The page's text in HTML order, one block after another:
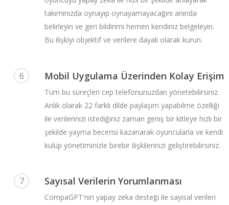
takımınızda oynayıp oynayamayacağını anında
belirleyin ve geri bildirimi hemen kendiniz belgeleyin.
Bu ilişkiyi objektif ve verilere dayalı olarak kurun.
6 Mobil Uygulama Üzerinden Kolay Erişim
Tüm bu süreçleri cep telefonunuzdan yönetebilirsiniz.
Anlık olarak 22 farklı dilde paylaşım yapabilme özelliği
ile verilerinizi istediğiniz zaman geniş bir kitleye hızlı bir
şekilde yayma becerisi kazanarak oyuncularla ve kendi
kulüp yönetiminizle birebir ilişkilerinizi geliştirebilirsiniz.
7 Sayısal Verilerin Yorumlanması
CompaGPT'nin yapay zeka desteği ile sayısal verileri